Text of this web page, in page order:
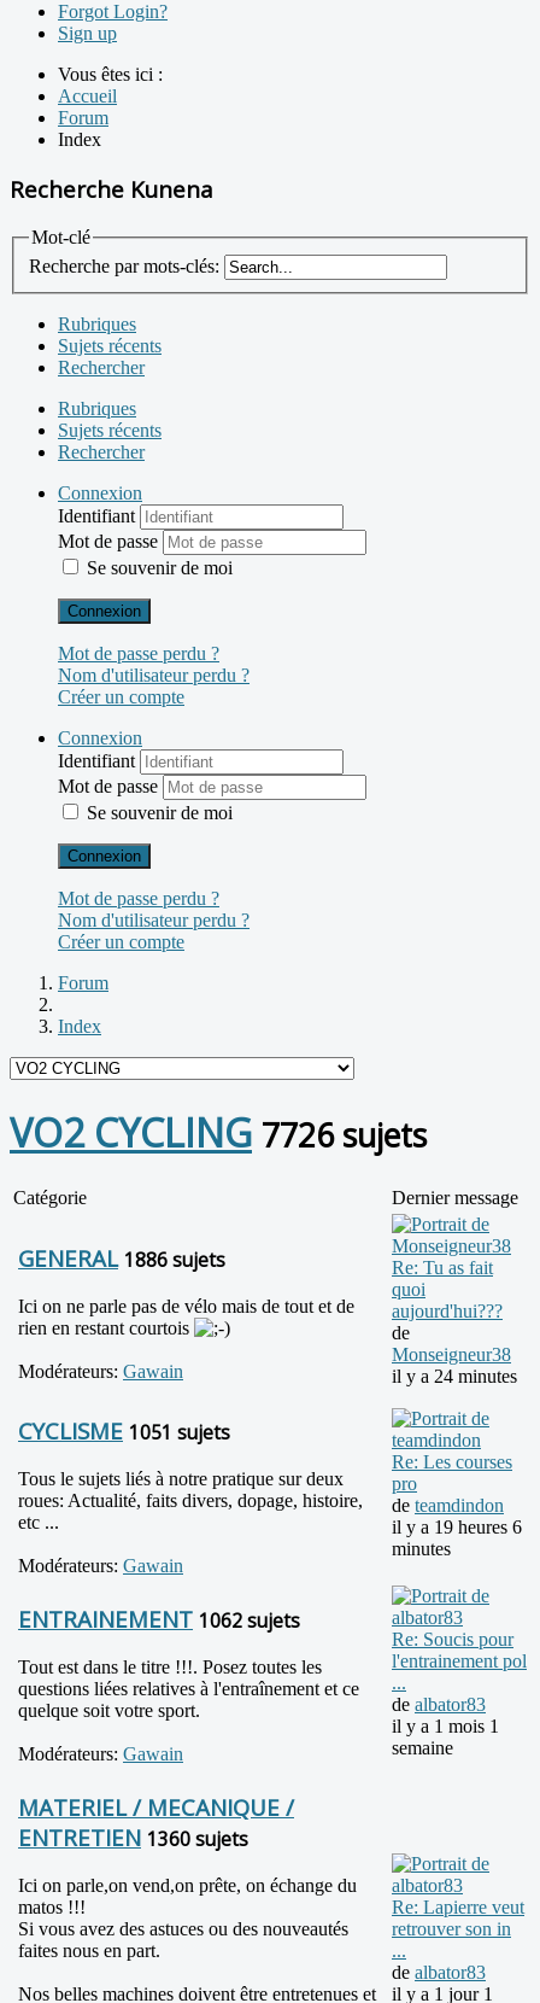
Forgot Login?
Sign up
Vous êtes ici :
Accueil
Forum
Index
Recherche Kunena
Mot-clé
Recherche par mots-clés:
Rubriques
Sujets récents
Rechercher
Rubriques
Sujets récents
Rechercher
Connexion
Identifiant
Mot de passe
Se souvenir de moi
Connexion
Mot de passe perdu ?
Nom d'utilisateur perdu ?
Créer un compte
Connexion
Identifiant
Mot de passe
Se souvenir de moi
Connexion
Mot de passe perdu ?
Nom d'utilisateur perdu ?
Créer un compte
Forum
Index
VO2 CYCLING 7726 sujets
Catégorie Dernier message
GENERAL 1886 sujets
Ici on ne parle pas de vélo mais de tout et de
rien en restant courtois
Modérateurs: Gawain
Re: Tu as fait
quoi
aujourd'hui???
de
Monseigneur38
il y a 24 minutes
CYCLISME 1051 sujets
Tous le sujets liés à notre pratique sur deux
roues: Actualité, faits divers, dopage, histoire,
etc ...
Modérateurs: Gawain
Re: Les courses
pro
de teamdindon
il y a 19 heures 6
minutes
ENTRAINEMENT 1062 sujets
Tout est dans le titre !!!. Posez toutes les
questions liées relatives à l'entraînement et ce
quelque soit votre sport.
Modérateurs: Gawain
Re: Soucis pour
l'entrainement pol
...
de albator83
il y a 1 mois 1
semaine
MATERIEL / MECANIQUE /
ENTRETIEN 1360 sujets
Ici on parle,on vend,on prête, on échange du
matos !!!
Si vous avez des astuces ou des nouveautés
faites nous en part.
Nos belles machines doivent être entretenues et
Re: Lapierre veut
retrouver son in
...
de albator83
il y a 1 jour 1